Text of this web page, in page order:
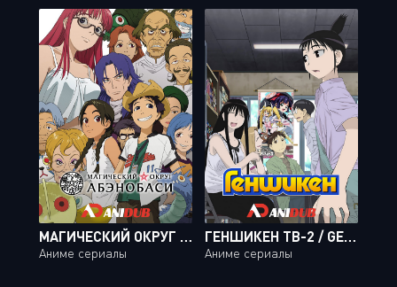
МАГИЧЕСКИЙ ОКРУГ АБЭНОБАСИ / ABENOBASHI MAGICAL SHOPPING DISTRICT [13 ИЗ 13]
Аниме сериалы
ГЕНШИКЕН ТВ-2 / GENSHIKEN TV-2 [12 ИЗ 12]
Аниме сериалы